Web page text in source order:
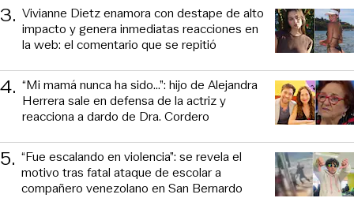
3. Vivianne Dietz enamora con destape de alto
impacto y genera inmediatas reacciones en
la web: el comentario que se repitió
4. “Mi mamá nunca ha sido...”: hijo de Alejandra
Herrera sale en defensa de la actriz y
reacciona a dardo de Dra. Cordero
5. “Fue escalando en violencia”: se revela el
motivo tras fatal ataque de escolar a
compañero venezolano en San Bernardo